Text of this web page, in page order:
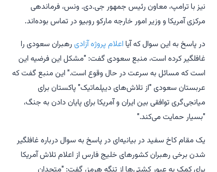
نیز با ترامپ، معاون رئیس جمهور جی.دی. ونس، فرماندهی
مرکزی آمریکا و وزیر امور خارجه مارکو روبیو در تماس بوده‌اند.
در پاسخ به این سوال که آیا اعلام پروژه آزادی رهبران سعودی را
غافلگیر کرده است، منبع سعودی گفت: "مشکل این فرضیه این
است که مسائل به سرعت در حال وقوع است." این منبع گفت که
عربستان سعودی "از تلاش‌های دیپلماتیک" پاکستان برای
میانجی‌گری توافقی بین ایران و آمریکا برای پایان دادن به جنگ،
"بسیار حمایت می‌کند."
یک مقام کاخ سفید در بیانیه‌ای در پاسخ به سوال درباره غافلگیر
شدن برخی رهبران کشورهای خلیج فارس از اعلام تلاش آمریکا